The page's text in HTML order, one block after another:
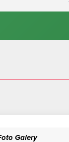
Galery